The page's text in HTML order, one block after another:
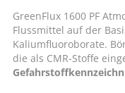
GreenFlux 1600 PF
Flussmittel auf der
Kaliumfluoroborate.
die als CMR-Stoffe